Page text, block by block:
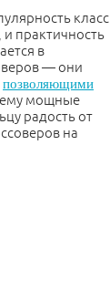
класс
и практичность
в
— они
позволяющими
мощные
радость от
на